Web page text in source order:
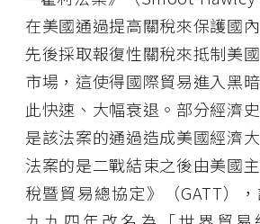
在美國通過提高關稅來保護國
先後採取報復性關稅來抵制美
市場，這使得國際貿易進入黑
此快速、大幅衰退。部分經濟
是該法案的通過造成美國經濟
法案的是二戰結束之後由美國
稅暨貿易總協定》（GATT）